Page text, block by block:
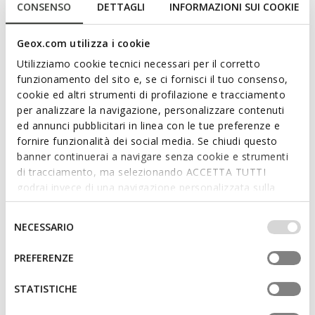
CONSENSO DETTAGLI INFORMAZIONI SUI COOKIE
Geox.com utilizza i cookie
Utilizziamo cookie tecnici necessari per il corretto
funzionamento del sito e, se ci fornisci il tuo consenso,
cookie ed altri strumenti di profilazione e tracciamento
per analizzare la navigazione, personalizzare contenuti
ed annunci pubblicitari in linea con le tue preferenze e
fornire funzionalità dei social media. Se chiudi questo
banner continuerai a navigare senza cookie e strumenti
di tracciamento, ma selezionando ACCETTA TUTTI
godrai invece di una navigazione personalizzata sulla
base dei tuoi gusti ed interessi. Selezionando
IMPOSTAZIONI potrai anche scegliere quali cookies ed
altri strumenti di tracciamento autorizzare. Per maggiori
informazioni o per modificare in qualsiasi momento le
tue impostazioni, visita la nostra
consenso
NECESSARIO
PREFERENZE
STATISTICHE
MARVEL
LIGHTYLOO BIMBO
Scarpe con luci Spider-Man
€35,34
Price reduced from
to
MINICUB BABY
Scarpe con strappo
da€32,39
Price reduced from
to